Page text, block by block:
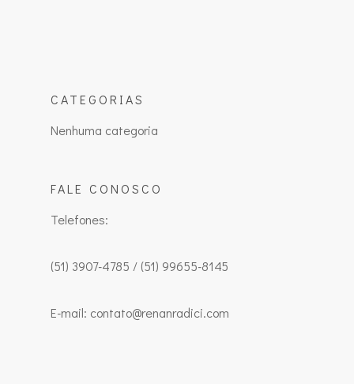
CATEGORIAS
Nenhuma categoria
FALE CONOSCO
Telefones:
(51) 3907-4785 / (51) 99655-8145
E-mail: contato@renanradici.com